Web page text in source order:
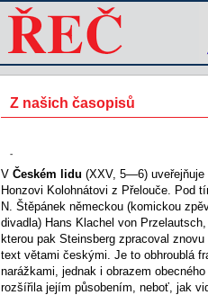
Z našich časopisů
-
V Českém lidu (XXV, 5—6) uveřejňuje
Honzovi Kolohnátovi z Přelouče. Pod
N. Štěpánek německou (komickou
divadla) Hans Klachel von
kterou pak Steinsberg zpracoval
text větami českými. Je to obhroublá
narážkami, jednak i obrazem
rozšířila jejím působením, neboť, jak